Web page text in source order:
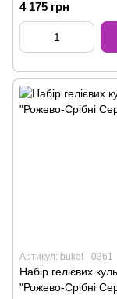
4 175 грн
Артикул: buket - 0361
Набір гелієвих
"Рожево-Срібні